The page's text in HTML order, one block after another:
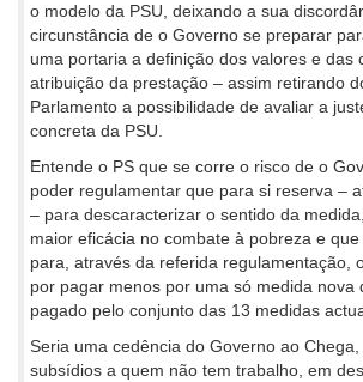
o modelo da PSU, deixando a sua
circunstância de o Governo se preparar
uma portaria a definição dos valores e das
atribuição da prestação – assim retirando
Parlamento a possibilidade de avaliar a
concreta da PSU.
Entende o PS que se corre o risco de o
poder regulamentar que para si reserva –
– para descaracterizar o sentido da
maior eficácia no combate à pobreza e
para, através da referida regulamentação,
por pagar menos por uma só medida nova
pagado pelo conjunto das 13 medidas
Seria uma cedência do Governo ao
subsídios a quem não tem trabalho, em